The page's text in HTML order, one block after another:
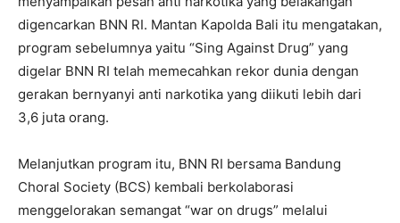
digencarkan BNN RI. Mantan Kapolda Bali itu mengatakan,
program sebelumnya yaitu “Sing Against Drug” yang
digelar BNN RI telah memecahkan rekor dunia dengan
gerakan bernyanyi anti narkotika yang diikuti lebih dari
3,6 juta orang.
Melanjutkan program itu, BNN RI bersama Bandung
Choral Society (BCS) kembali berkolaborasi
menggelorakan semangat “war on drugs” melalui